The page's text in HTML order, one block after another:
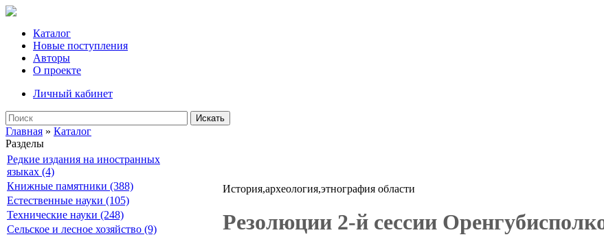
Каталог
Новые поступления
Авторы
О проекте
Личный кабинет
Искать
Главная » Каталог
Разделы
Редкие издания на иностранных
языках (4)
Книжные памятники (388)
Естественные науки (105)
Технические науки (248)
Сельское и лесное хозяйство (9)
История,археология,этнография области
Резолюции 2-й сессии